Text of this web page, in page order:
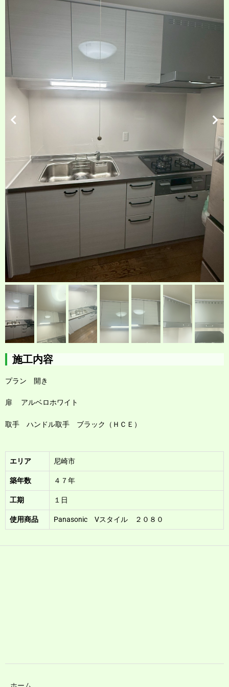
施工内容
プラン 開き
扉 アルベロホワイト
取手 ハンドル取手 ブラック（ＨＣＥ）
エリア 尼崎市
築年数 ４７年
工期 １日
使用商品 Panasonic Vスタイル ２０８０
ホーム